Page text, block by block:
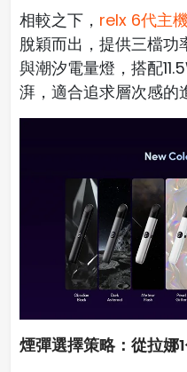
相較之下， relx 6代主
脫穎而出，提供三檔功
與潮汐電量燈，搭配
湃，適合追求層次感的
煙彈選擇策略：從拉娜